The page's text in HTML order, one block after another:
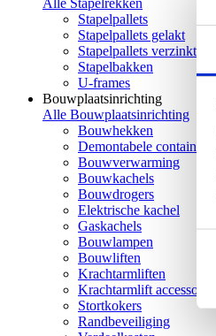
Alle Stapelrekken
Stapelpallets
Stapelpallets gelakt
Stapelpallets verzinkt
Stapelbakken
U-frames
Bouwplaatsinrichting
Alle Bouwplaatsinrichting
Bouwhekken
Demontabele containers
Bouwverwarming
Bouwkachels
Bouwdrogers
Elektrische kachel
Gaskachels
Bouwlampen
Bouwliften
Krachtarmliften
Krachtarmlift accessoires
Stortkokers
Randbeveiliging